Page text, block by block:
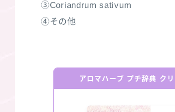
③Coriandrum sativum
④その他
アロマハーブ プチ辞典 ク